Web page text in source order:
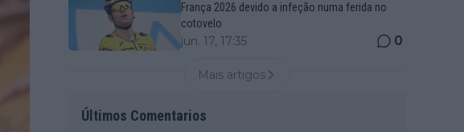
França 2026 devido a infeção numa ferida no
cotovelo
jun. 17, 17:35 0
Mais artigos
Últimos Comentarios